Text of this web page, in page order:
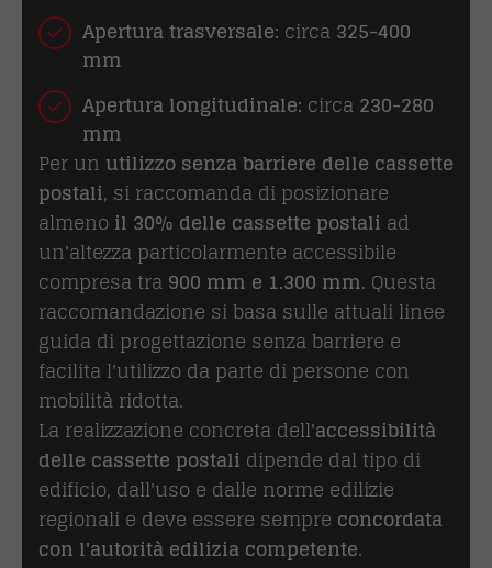
Apertura trasversale: circa325-400
mm
Apertura longitudinale: circa230-280
mm
Per un utilizzo senza barriere delle cassette
postali, si raccomanda di posizionare
almenoil 30% delle cassette postali ad
un'altezza particolarmente accessibile
compresa tra900 mm e 1.300 mm. Questa
raccomandazione si basa sulle attuali linee
guida di progettazione senza barriere e
facilita l'utilizzo da parte di persone con
mobilità ridotta.
La realizzazione concreta dell'accessibilità
delle cassette postali dipende dal tipo di
edificio, dall'uso e dalle norme edilizie
regionali e deve essere sempre concordata
con l'autorità edilizia competente.